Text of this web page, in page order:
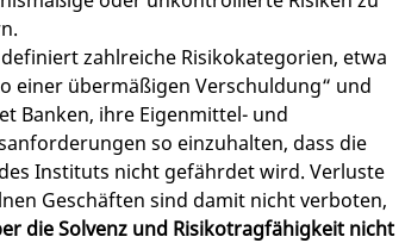
definiert zahlreiche Risikokategorien, etwa
einer übermäßigen Verschuldung“ und
Banken, ihre Eigenmittel- und
so einzuhalten, dass die
Instituts nicht gefährdet wird. Verluste
Geschäften sind damit nicht verboten,
die Solvenz und Risikotragfähigkeit nicht